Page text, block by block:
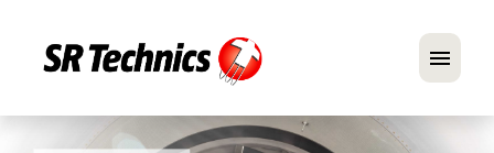
Englisch